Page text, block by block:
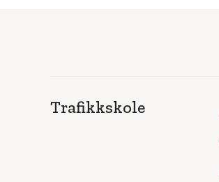
Trafikkskole